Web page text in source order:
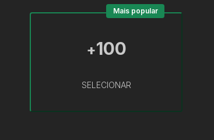
+100
SELECIONAR
Mais popular